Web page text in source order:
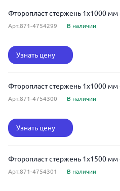
Фторопласт стержень 1x1000
Арт.871-4754299 В наличии
Узнать цену
Фторопласт стержень 1x1000 мм
Арт.871-4754300 В наличии
Узнать цену
Фторопласт стержень 1x1500
Арт.871-4754301 В наличии